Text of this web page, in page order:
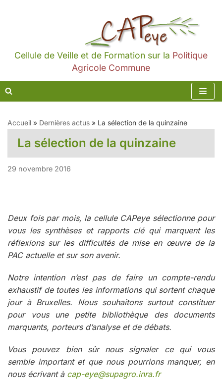
contenu
Cellule de Veille et de Formation sur la Politique
Agricole Commune
Accueil » Dernières actus » La sélection de la quinzaine
La sélection de la quinzaine
29 novembre 2016
Deux fois par mois, la cellule CAPeye sélectionne pour
vous les synthèses et rapports clé qui marquent les
réflexions sur les difficultés de mise en œuvre de la
PAC actuelle et sur son avenir.
Notre intention n’est pas de faire un compte-rendu
exhaustif de toutes les informations qui sortent chaque
jour à Bruxelles. Nous souhaitons surtout constituer
pour vous une petite bibliothèque des documents
marquants, porteurs d’analyse et de débats.
Vous pouvez bien sûr nous signaler ce qui vous
semble important et que nous pourrions manquer, en
nous écrivant à cap-eye@supagro.inra.fr